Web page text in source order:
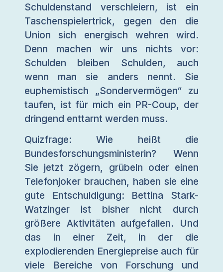
Schuldenstand verschleiern, ist ein
Taschenspielertrick, gegen den die
Union sich energisch wehren wird.
Denn machen wir uns nichts vor:
Schulden bleiben Schulden, auch
wenn man sie anders nennt. Sie
euphemistisch „Sondervermögen“ zu
taufen, ist für mich ein PR-Coup, der
dringend enttarnt werden muss.
Quizfrage: Wie heißt die
Bundesforschungsministerin? Wenn
Sie jetzt zögern, grübeln oder einen
Telefonjoker brauchen, haben sie eine
gute Entschuldigung: Bettina Stark-
Watzinger ist bisher nicht durch
größere Aktivitäten aufgefallen. Und
das in einer Zeit, in der die
explodierenden Energiepreise auch für
viele Bereiche von Forschung und